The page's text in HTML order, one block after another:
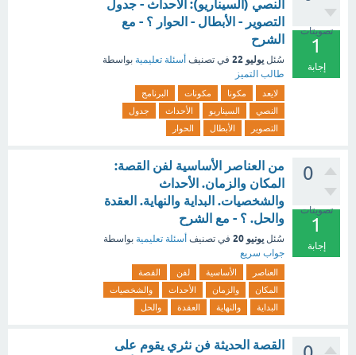
تصويتات
1
إجابة
النصي (السيناريو): الأحداث - جدول
التصوير - الأبطال - الحوار ؟ - مع
الشرح
سُئل يوليو 22 في تصنيف أسئلة تعليمية بواسطة
طالب التميز
لايعد مكونا مكونات
البرنامج
النصي
السيناريو الأحداث
جدول
التصوير
الأبطال الحوار
0
تصويتات
1
إجابة
من العناصر الأساسية لفن القصة:
المكان والزمان. الأحداث
والشخصيات. البداية والنهاية. العقدة
والحل. ؟ - مع الشرح
سُئل يونيو 20 في تصنيف أسئلة تعليمية بواسطة
جواب سريع
العناصر الأساسية لفن
القصة
المكان
والزمان الأحداث
والشخصيات
البداية
والنهاية العقدة والحل
القصة الحديثة فن نثري يقوم على